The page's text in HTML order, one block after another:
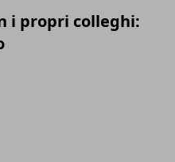
i propri colleghi: